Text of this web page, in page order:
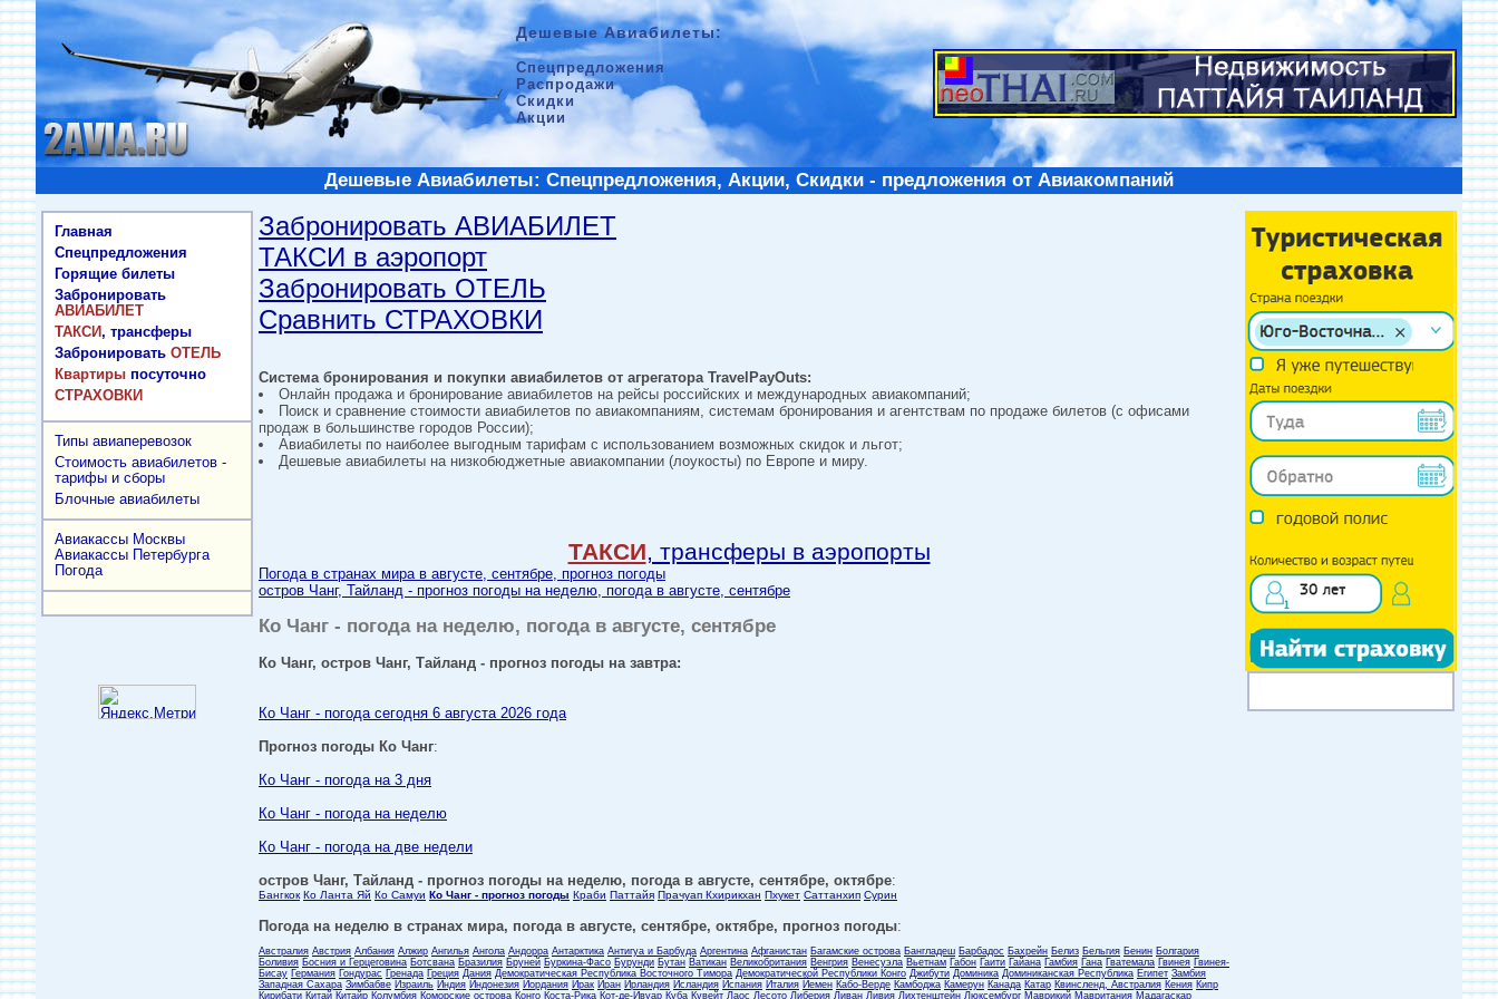
Дешевые Авиабилеты:
Спецпредложения
Распродажи
Скидки
Акции
Дешевые Авиабилеты: Спецпредложения, Акции, Скидки - предложения от Авиакомпаний
Главная
Спецпредложения
Горящие билеты
Забронировать
АВИАБИЛЕТ
ТАКСИ, трансферы
Забронировать ОТЕЛЬ
Квартиры посуточно
СТРАХОВКИ
Типы авиаперевозок
Стоимость авиабилетов -
тарифы и сборы
Блочные авиабилеты
Авиакассы Москвы
Авиакассы Петербурга
Погода
Забронировать АВИАБИЛЕТ
ТАКСИ в аэропорт
Забронировать ОТЕЛЬ
Сравнить СТРАХОВКИ
Система бронирования и покупки авиабилетов от агрегатора TravelPayOuts:
Онлайн продажа и бронирование авиабилетов на рейсы российских и международных авиакомпаний;
Поиск и сравнение стоимости авиабилетов по авиакомпаниям, системам бронирования и агентствам по продаже билетов (с офисами
продаж в большинстве городов России);
Авиабилеты по наиболее выгодным тарифам с использованием возможных скидок и льгот;
Дешевые авиабилеты на низкобюджетные авиакомпании (лоукосты) по Европе и миру.
ТАКСИ, трансферы в аэропорты
Погода в странах мира в августе, сентябре, прогноз погоды
остров Чанг, Тайланд - прогноз погоды на неделю, погода в августе, сентябре
Ко Чанг - погода на неделю, погода в августе, сентябре
Ко Чанг, остров Чанг, Тайланд - прогноз погоды на завтра:
Ко Чанг - погода сегодня 6 августа 2026 года
Прогноз погоды Ко Чанг:
Ко Чанг - погода на 3 дня
Ко Чанг - погода на неделю
Ко Чанг - погода на две недели
остров Чанг, Тайланд - прогноз погоды на неделю, погода в августе, сентябре, октябре:
Бангкок Ко Ланта Яй Ко Самуи Ко Чанг - прогноз погоды Краби Паттайя Прачуап Кхирикхан Пхукет Саттанхип Сурин
Погода на неделю в странах мира, погода в августе, сентябре, октябре, прогноз погоды:
Австралия Австрия Албания Алжир Ангилья Ангола Андорра Антарктика Антигуа и Барбуда Аргентина Афганистан Багамские острова Бангладеш Барбадос Бахрейн Белиз Бельгия Бенин Болгария
Боливия Босния и Герцеговина Ботсвана Бразилия Бруней Буркина-Фасо Бурунди Бутан Ватикан Великобритания Венгрия Венесуэла Вьетнам Габон Гаити Гайана Гамбия Гана Гватемала Гвинея Гвинея-
Бисау Германия Гондурас Гренада Греция Дания Демократическая Республика Восточного Тимора Демократической Республики Конго Джибути Доминика Доминиканская Республика Египет Замбия
Западная Сахара Зимбабве Израиль Индия Индонезия Иордания Ирак Иран Ирландия Исландия Испания Италия Йемен Кабо-Верде Камбоджа Камерун Канада Катар Квинсленд, Австралия Кения Кипр
Кирибати Китай Китайр Колумбия Коморские острова Конго Коста-Рика Кот-де-Ивуар Куба Кувейт Лаос Лесото Либерия Ливан Ливия Лихтенштейн Люксембург Маврикий Мавритания Мадагаскар